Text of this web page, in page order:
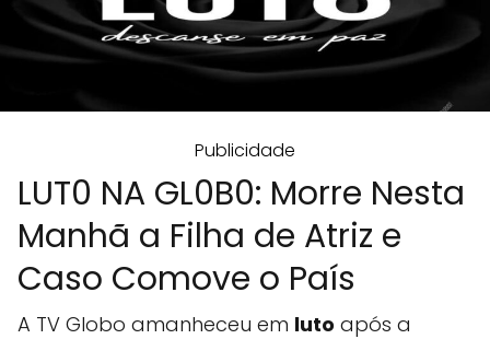
Publicidade
LUT0 NA GL0B0: Morre Nesta
Manhã a Filha de Atriz e
Caso Comove o País
A TV Globo amanheceu em luto após a